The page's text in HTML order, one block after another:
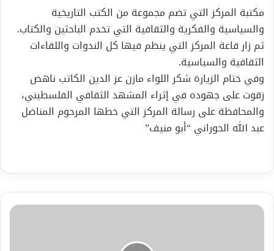
مكتبة المركز التي تضم مجموعة من الكتب التاريخية
والسياسية والفكرية والثقافية التي تخدم الباحثين والكتاب.
ثم زار قاعة المركز التي ينظم فيها كل الندوات واللقاءات
الثقافية والسياسية.
وفي ختام الزيارة شكر اللواء مازن عز الدين الكاتب ناهض
زقوت على جهوده في إثراء المشهد الثقافي الفلسطيني،
والمحافظة على رسالة المركز التي خطها المرحوم المناضل
عبد الله الحوراني “أبو منيف”
النَّغم